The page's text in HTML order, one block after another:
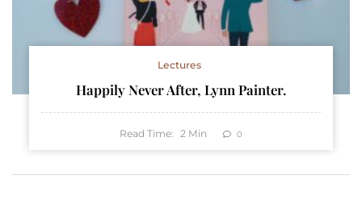
Lectures
Happily Never After, Lynn Painter.
Read Time: 2 Min 0